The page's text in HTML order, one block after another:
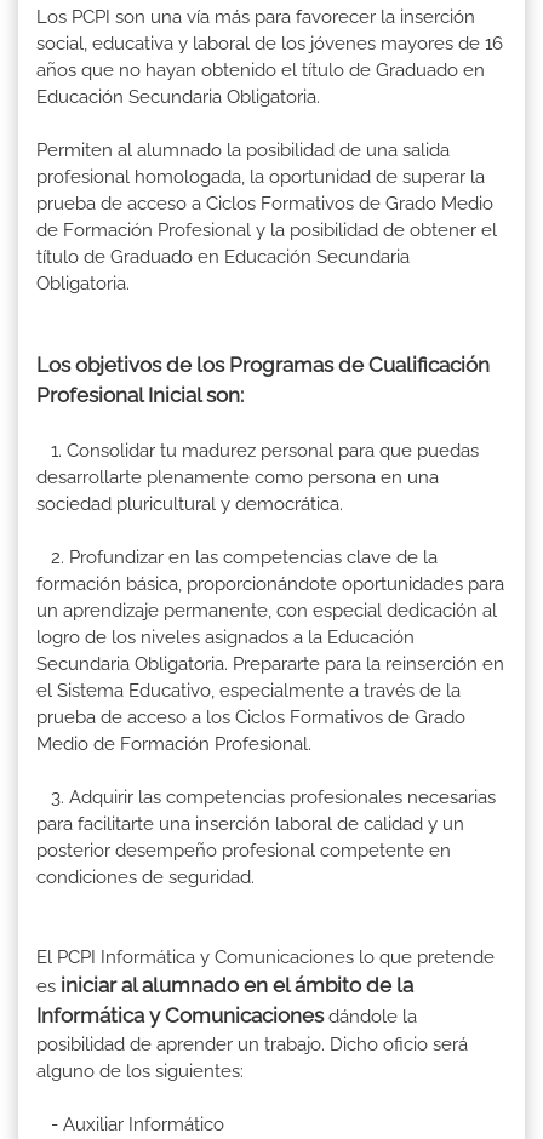
Los PCPI son una vía más para favorecer la inserción
social, educativa y laboral de los jóvenes mayores de 16
años que no hayan obtenido el título de Graduado en
Educación Secundaria Obligatoria.
Permiten al alumnado la posibilidad de una salida
profesional homologada, la oportunidad de superar la
prueba de acceso a Ciclos Formativos de Grado Medio
de Formación Profesional y la posibilidad de obtener el
título de Graduado en Educación Secundaria
Obligatoria.
Los objetivos de los Programas de Cualificación
Profesional Inicial son:
1. Consolidar tu madurez personal para que puedas
desarrollarte plenamente como persona en una
sociedad pluricultural y democrática.
2. Profundizar en las competencias clave de la
formación básica, proporcionándote oportunidades para
un aprendizaje permanente, con especial dedicación al
logro de los niveles asignados a la Educación
Secundaria Obligatoria. Prepararte para la reinserción en
el Sistema Educativo, especialmente a través de la
prueba de acceso a los Ciclos Formativos de Grado
Medio de Formación Profesional.
3. Adquirir las competencias profesionales necesarias
para facilitarte una inserción laboral de calidad y un
posterior desempeño profesional competente en
condiciones de seguridad.
El PCPI Informática y Comunicaciones lo que pretende
es iniciar al alumnado en el ámbito de la
Informática y Comunicacionesdándole la
posibilidad de aprender un trabajo. Dicho oficio será
alguno de los siguientes:
- Auxiliar Informático